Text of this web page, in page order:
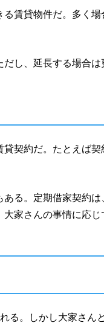
賃貸物件だ。多く
し、延長する場合
契約だ。たとえば
る。定期借家契約
家さんの事情に応
る。しかし大家さん